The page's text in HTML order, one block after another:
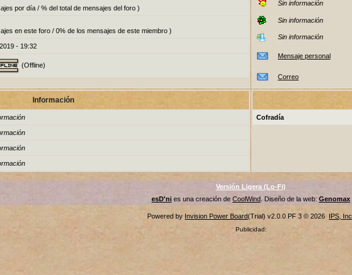
por día / % del total de mensajes del foro )
en este foro / 0% de los mensajes de este miembro )
- 19:32
(Offline)
Sin información
Sin información
Sin información
Mensaje personal
Correo
Información
Cofradía
Versión Ligera (Lo-Fi)
esD'nies una creación de CoolWind. Diseño de la web: Genomax
Powered by Invision Power Board(Trial) v2.0.0 PF 3 © 2026 IPS, Inc.
Publicidad: